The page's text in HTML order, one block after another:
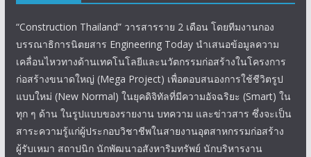
“Construction Thailand” วารสารราย 2 เดือน โดยทีมงานกอง
บรรณาธิการนิตยสาร Engineering Today นำเสนอข้อมูลความ
เคลื่อนไหวทางด้านเทคโนโลยีและนวัตกรรมก่อสร้างในโครงการ
ก่อสร้างขนาดใหญ่ (Mega Project) เพื่อตอบสนองการใช้ชีวิตรูป
แบบใหม่ (New Normal) ในยุคดิจิทัลที่มีความอัจฉริยะ (Smart) ใน
ทุก ๆ ด้าน ในรูปแบบของรายงาน บทความ และข่าวสาร ซึ่งจะเป็น
สาระความรู้แก่ผู้ประกอบวิชาชีพในสายงานอุตสาหกรรมก่อสร้าง
ผู้รับเหมา สถาปนิก นักพัฒนาอสังหาริมทรัพย์ นักบริหารงาน